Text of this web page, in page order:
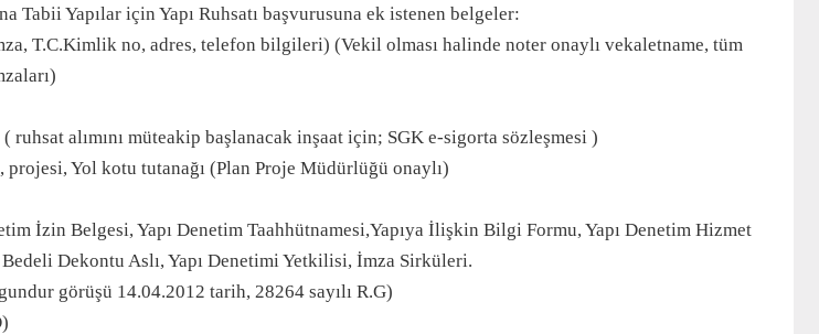
Tabii Yapılar için Yapı Ruhsatı başvurusuna ek istenen belgeler:
T.C.Kimlik no, adres, telefon bilgileri) (Vekil olması halinde noter onaylı vekaletname, tüm
ruhsat alımını müteakip başlanacak inşaat için; SGK e-sigorta sözleşmesi )
Yol kotu tutanağı (Plan Proje Müdürlüğü onaylı)
İzin Belgesi, Yapı Denetim Taahhütnamesi,Yapıya İlişkin Bilgi Formu, Yapı Denetim Hizmet
Dekontu Aslı, Yapı Denetimi Yetkilisi, İmza Sirküleri.
görüşü 14.04.2012 tarih, 28264 sayılı R.G)